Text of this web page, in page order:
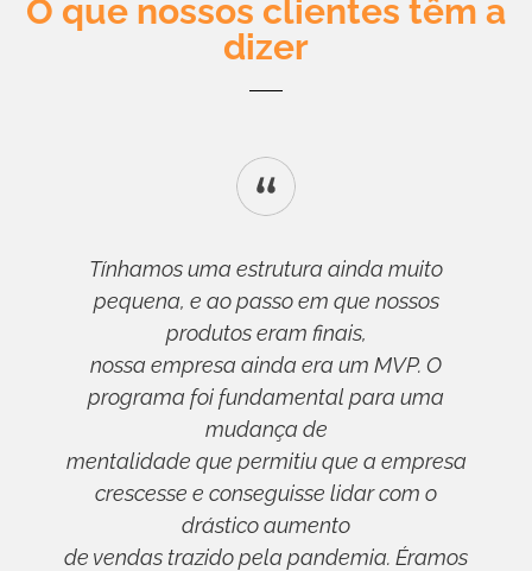
O que nossos clientes têm a
dizer
Tínhamos uma estrutura ainda muito
pequena, e ao passo em que nossos
produtos eram finais,
nossa empresa ainda era um MVP. O
programa foi fundamental para uma
mudança de
mentalidade que permitiu que a empresa
crescesse e conseguisse lidar com o
drástico aumento
de vendas trazido pela pandemia. Éramos